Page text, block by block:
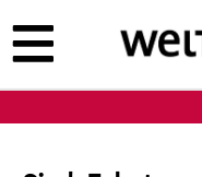
zum
Inhalt